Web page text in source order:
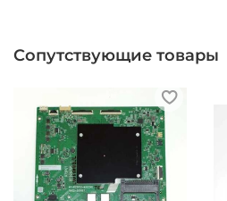
Сопутствующие товары